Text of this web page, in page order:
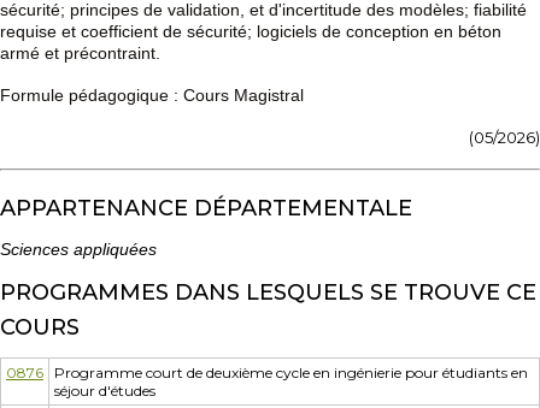
sécurité; principes de validation, et d'incertitude des modèles; fiabilité
requise et coefficient de sécurité; logiciels de conception en béton
armé et précontraint.
Formule pédagogique : Cours Magistral
(05/2026)
APPARTENANCE DÉPARTEMENTALE
Sciences appliquées
PROGRAMMES DANS LESQUELS SE TROUVE CE
COURS
0876
Programme court de deuxième cycle en ingénierie pour étudiants en
séjour d'études